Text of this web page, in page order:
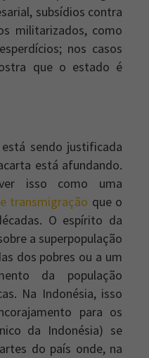
subsídios contra
militarizados, como
nos casos
que o estado é
sendo justificada
está afundando.
isso como uma
transmigração que o
O espírito da
a superpopulação
dos pobres ou a um
da população
Na Indonésia, isso
para os
da Indonésia) se
do país onde, na